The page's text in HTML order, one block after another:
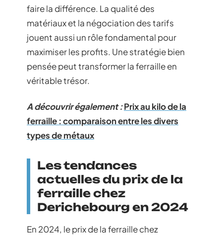
faire la différence. La qualité des
matériaux et la négociation des tarifs
jouent aussi un rôle fondamental pour
maximiser les profits. Une stratégie bien
pensée peut transformer la ferraille en
véritable trésor.
A découvrir également :Prix au kilo de la
ferraille : comparaison entre les divers
types de métaux
Les tendances
actuelles du prix de la
ferraille chez
Derichebourg en 2024
En 2024, le prix de la ferraille chez